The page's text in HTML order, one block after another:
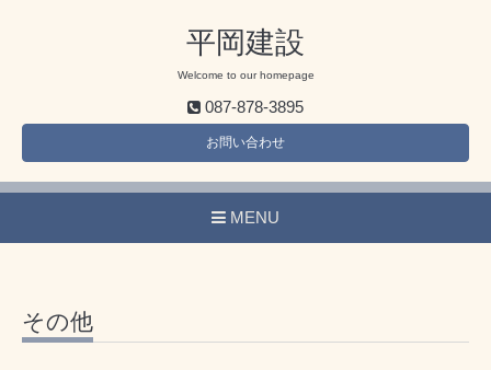
平岡建設
Welcome to our homepage
087-878-3895
お問い合わせ
MENU
その他